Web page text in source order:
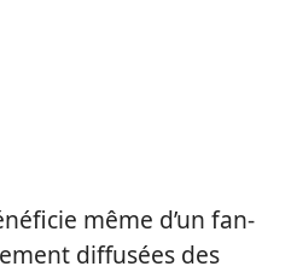
même d’un fan-
diffusées des